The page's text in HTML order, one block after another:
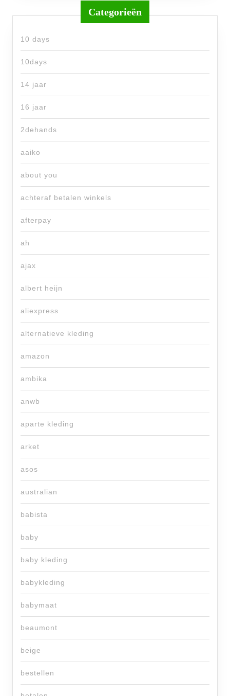
Categorieën
10 days
10days
14 jaar
16 jaar
2dehands
aaiko
about you
achteraf betalen winkels
afterpay
ah
ajax
albert heijn
aliexpress
alternatieve kleding
amazon
ambika
anwb
aparte kleding
arket
asos
australian
babista
baby
baby kleding
babykleding
babymaat
beaumont
beige
bestellen